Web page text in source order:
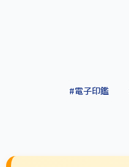
#電子印鑑